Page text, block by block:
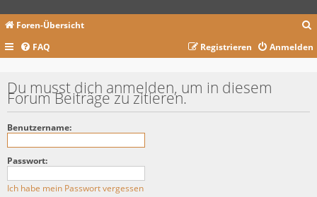
Foren-Übersicht
c
FAQ Anmelden
Registrieren
Du musst dich anmelden, um in diesem
Forum Beiträge zu zitieren.
Benutzername:
Passwort:
Ich habe mein Passwort vergessen